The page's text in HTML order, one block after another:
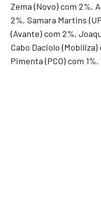
Zema (Novo) com 2%,
2%, Samara Martins
(Avante) com 2%,
Cabo Daciolo (Mobiliza)
Pimenta (PCO) com 1%.